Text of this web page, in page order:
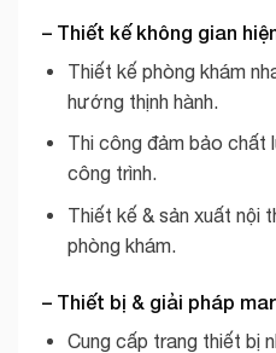
– Thiết kế không gian
Thiết kế phòng khám
hướng thịnh hành.
Thi công đảm bảo chất
công trình.
Thiết kế & sản xuất nội
phòng khám.
– Thiết bị & giải pháp
Cung cấp trang thiết bị